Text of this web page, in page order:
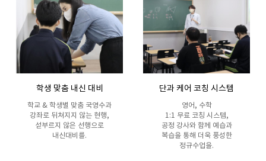
학생 맞춤 내신 대비
학교 & 학생별 맞춤 국영수과
강좌로 뒤쳐지지 않는 현행,
섣부르지 않은 선행으로
내신대비를.
단과 케어 코칭 시스템
영어, 수학
1:1 무료 코칭 시스템,
공정 강사와 함께 예습과
복습을 통해 더욱 풍성한
정규수업을.